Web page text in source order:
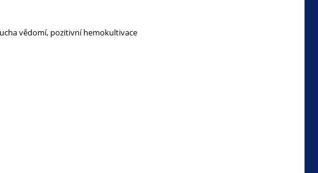
vědomí, pozitivní hemokultivace